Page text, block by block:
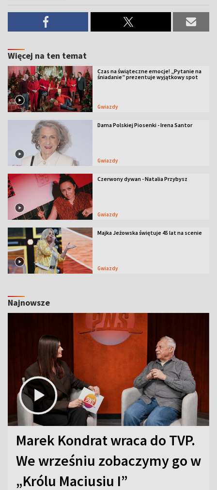
Więcej na ten temat
Czas na świąteczne emocje! „Pytanie na
śniadanie” prezentuje wyjątkowy spot
Gwiazdy
Dama Polskiej Piosenki - Irena Santor
Gwiazdy
Czerwony dywan - Natalia Przybysz
Gwiazdy
Majka Jeżowska świętuje 45 lat na scenie
Gwiazdy
Najnowsze
Marek Kondrat wraca do TVP.
We wrześniu zobaczymy go w
„Królu Maciusiu I”